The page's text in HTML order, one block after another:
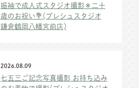
振袖で成人式スタジオ撮影＊二十
歳のお祝い💐(プレシュスタジオ
鎌倉鶴岡八幡宮前店)
2026.08.09
七五三ご記念写真撮影 お持ち込み